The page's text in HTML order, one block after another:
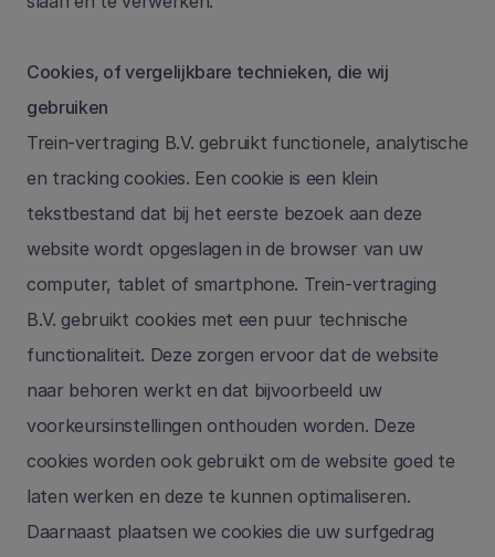
Cookies, of vergelijkbare technieken, die wij
gebruiken
Trein-vertraging B.V. gebruikt functionele, analytische
en tracking cookies. Een cookie is een klein
tekstbestand dat bij het eerste bezoek aan deze
website wordt opgeslagen in de browser van uw
computer, tablet of smartphone. Trein-vertraging
B.V. gebruikt cookies met een puur technische
functionaliteit. Deze zorgen ervoor dat de website
naar behoren werkt en dat bijvoorbeeld uw
voorkeursinstellingen onthouden worden. Deze
cookies worden ook gebruikt om de website goed te
laten werken en deze te kunnen optimaliseren.
Daarnaast plaatsen we cookies die uw surfgedrag